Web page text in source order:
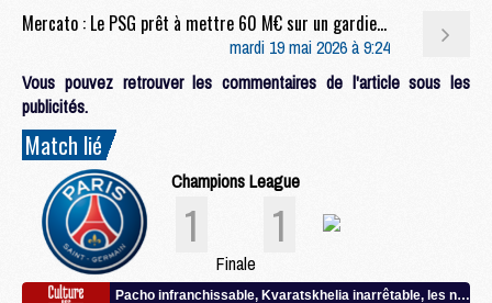
Mercato : Le PSG prêt à mettre 60 M€ sur un gardien ?
mardi 19 mai 2026 à 9:24
Vous pouvez retrouver les commentaires de l'article sous les
publicités.
Match lié
Champions League
1 1
Finale